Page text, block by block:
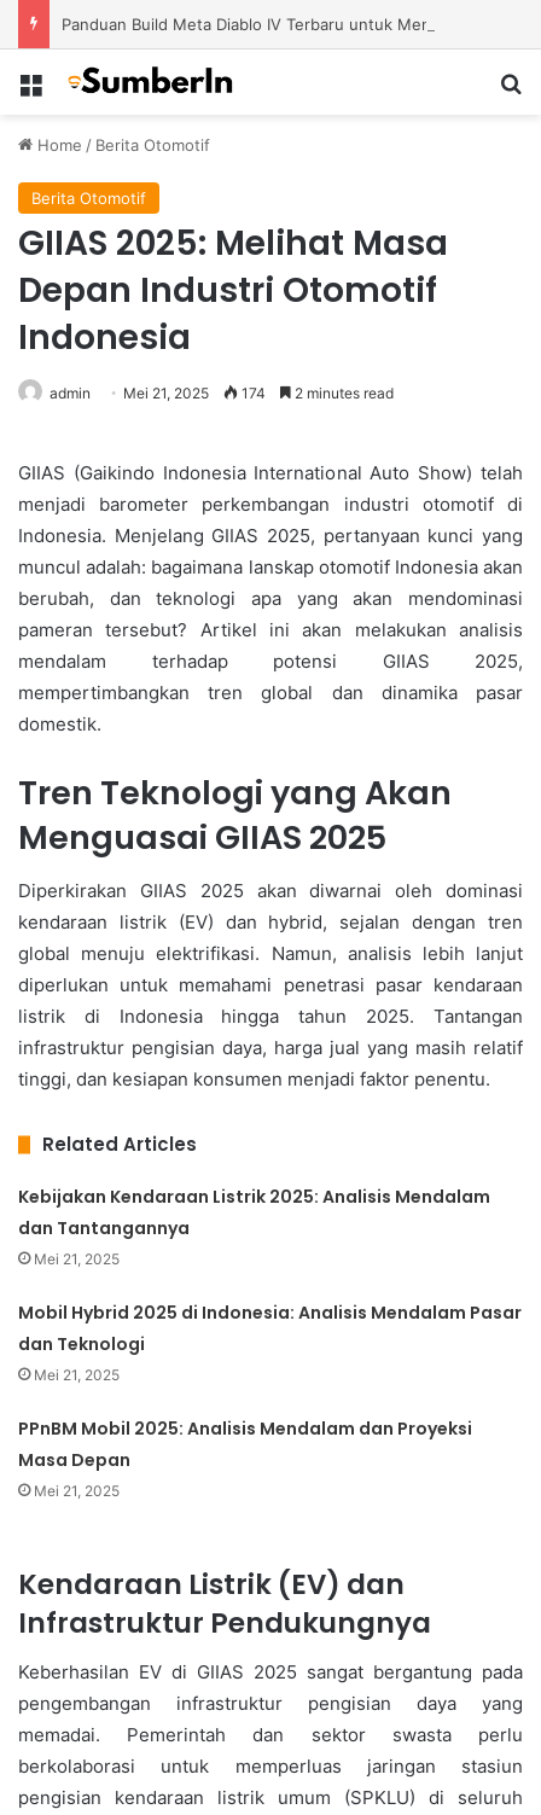
Menu
Home / Berita Otomotif
Berita Otomotif
GIIAS 2025: Melihat Masa
Depan Industri Otomotif
Indonesia
admin Mei 21, 2025 174 2 minutes read
GIIAS (Gaikindo Indonesia International Auto Show) telah
menjadi barometer perkembangan industri otomotif di
Indonesia. Menjelang GIIAS 2025, pertanyaan kunci yang
muncul adalah: bagaimana lanskap otomotif Indonesia akan
berubah, dan teknologi apa yang akan mendominasi
pameran tersebut? Artikel ini akan melakukan analisis
mendalam terhadap potensi GIIAS 2025,
mempertimbangkan tren global dan dinamika pasar
domestik.
Tren Teknologi yang Akan
Menguasai GIIAS 2025
Diperkirakan GIIAS 2025 akan diwarnai oleh dominasi
kendaraan listrik (EV) dan hybrid, sejalan dengan tren
global menuju elektrifikasi. Namun, analisis lebih lanjut
diperlukan untuk memahami penetrasi pasar kendaraan
listrik di Indonesia hingga tahun 2025. Tantangan
infrastruktur pengisian daya, harga jual yang masih relatif
tinggi, dan kesiapan konsumen menjadi faktor penentu.
Related Articles
Kebijakan Kendaraan Listrik 2025: Analisis Mendalam
dan Tantangannya
Mei 21, 2025
Mobil Hybrid 2025 di Indonesia: Analisis Mendalam Pasar
dan Teknologi
Mei 21, 2025
PPnBM Mobil 2025: Analisis Mendalam dan Proyeksi
Masa Depan
Mei 21, 2025
Kendaraan Listrik (EV) dan
Infrastruktur Pendukungnya
Keberhasilan EV di GIIAS 2025 sangat bergantung pada
pengembangan infrastruktur pengisian daya yang
memadai. Pemerintah dan sektor swasta perlu
berkolaborasi untuk memperluas jaringan stasiun
pengisian kendaraan listrik umum (SPKLU) di seluruh